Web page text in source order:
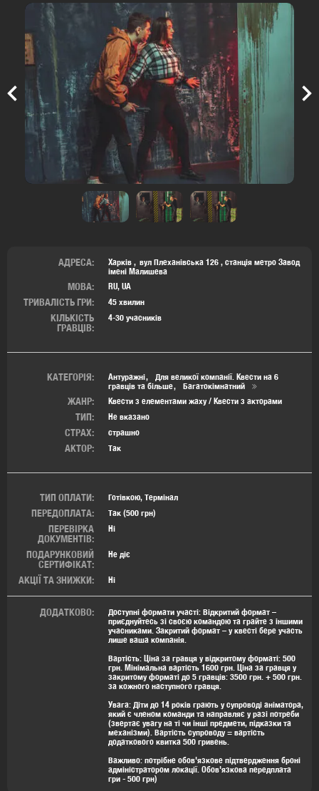
Previous
АДРЕСА: Харків вул Плеханівська 126 , станція метро Завод
імені Малишева
МОВА: RU, UA
ТРИВАЛІСТЬ ГРИ: 45 хвилин
КІЛЬКІСТЬ
ГРАВЦІВ:
4-30 учасників
КАТЕГОРІЯ: Антуражні
Для великої компанії. Квести на 6
гравців та більше
Багатокімнатний
ЖАНР: Квести з елементами жаху / Квести з акторами
ТИП: Не вказано
СТРАХ: страшно
АКТОР: Так
ТИП ОПЛАТИ: Готівкою, Термінал
ПЕРЕДОПЛАТА: Так (500 грн)
ПЕРЕВІРКА
ДОКУМЕНТІВ:
Ні
ПОДАРУНКОВИЙ
СЕРТИФІКАТ:
Не діє
АКЦІЇ ТА ЗНИЖКИ: Ні
ДОДАТКОВО: Доступні формати участі: Відкритий формат –
приєднуйтесь зі своєю командою та грайте з іншими
учасниками. Закритий формат – у квесті бере участь
лише ваша компанія.
Вартість: Ціна за гравця у відкритому форматі: 500
грн. Мінімальна вартість 1600 грн. Ціна за гравця у
закритому форматі до 5 гравців: 3500 грн. + 500 грн.
за кожного наступного гравця.
Увага: Діти до 14 років грають у супроводі аніматора,
який є членом команди та направляє у разі потреби
(звертає увагу на ті чи інші предмети, підказки та
механізми). Вартість супроводу = вартість
додаткового квитка 500 гривень.
Важливо: потрібне обов'язкове підтвердження броні
адміністратором локації. Обов'язкова передплата
гри - 500 грн)